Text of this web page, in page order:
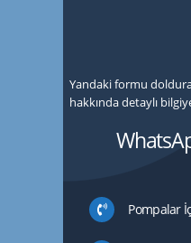
Yandaki formu
hakkında detaylı
Pompalar